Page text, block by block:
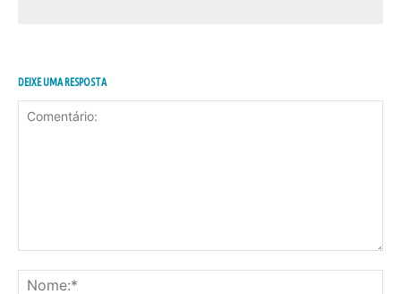
DEIXE UMA RESPOSTA